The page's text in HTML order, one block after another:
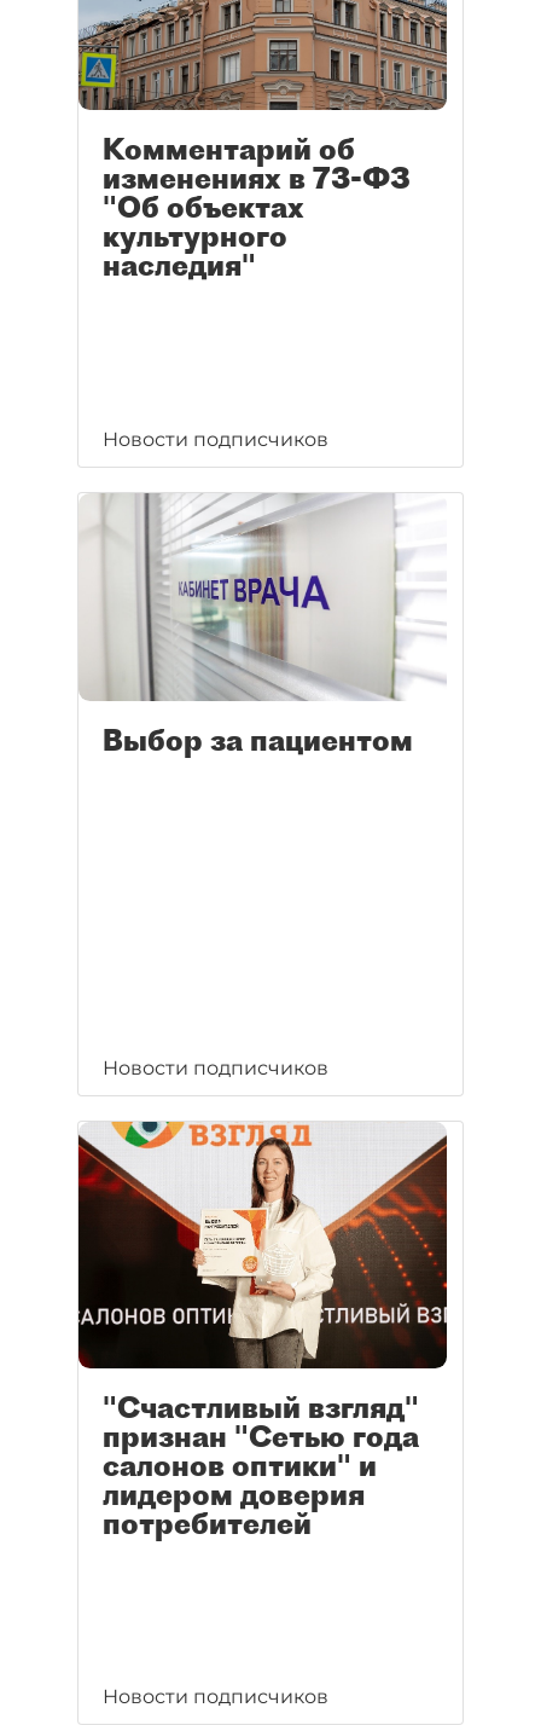
Комментарий об
изменениях в 73-ФЗ
"Об объектах
культурного
наследия"
Новости подписчиков
Выбор за пациентом
Новости подписчиков
"Счастливый взгляд"
признан "Сетью года
салонов оптики" и
лидером доверия
потребителей
Новости подписчиков